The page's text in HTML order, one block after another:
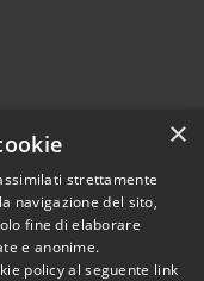
© 2026 • Città di
×
strettamente
navigazione del sito,
fine di elaborare
e anonime.
policy al seguente link